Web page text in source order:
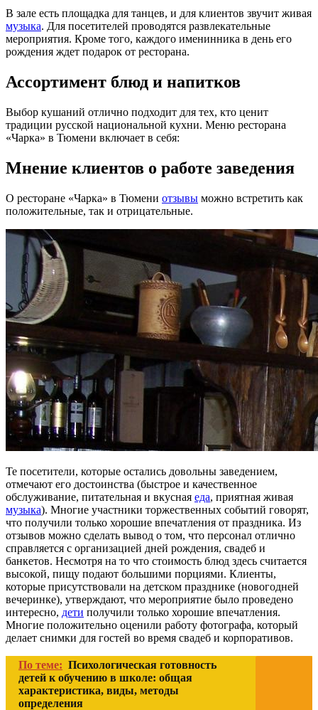
В зале есть площадка для танцев, и для клиентов звучит живая
музыка. Для посетителей проводятся развлекательные
мероприятия. Кроме того, каждого именинника в день его
рождения ждет подарок от ресторана.
Ассортимент блюд и напитков
Выбор кушаний отлично подходит для тех, кто ценит
традиции русской национальной кухни. Меню ресторана
«Чарка» в Тюмени включает в себя:
Мнение клиентов о работе заведения
О ресторане «Чарка» в Тюмени отзывы можно встретить как
положительные, так и отрицательные.
Те посетители, которые остались довольны заведением,
отмечают его достоинства (быстрое и качественное
обслуживание, питательная и вкусная еда, приятная живая
музыка). Многие участники торжественных событий говорят,
что получили только хорошие впечатления от праздника. Из
отзывов можно сделать вывод о том, что персонал отлично
справляется с организацией дней рождения, свадеб и
банкетов. Несмотря на то что стоимость блюд здесь считается
высокой, пищу подают большими порциями. Клиенты,
которые присутствовали на детском празднике (новогодней
вечеринке), утверждают, что мероприятие было проведено
интересно, дети получили только хорошие впечатления.
Многие положительно оценили работу фотографа, который
делает снимки для гостей во время свадеб и корпоративов.
По теме: Психологическая готовность
детей к обучению в школе: общая
характеристика, виды, методы
определения